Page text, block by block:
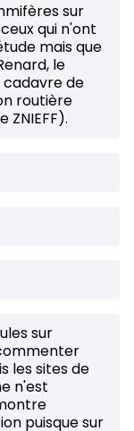
sur
qui n'ont
mais que
le
cadavre de
routière
sur
les sites de
n'est
puisque sur